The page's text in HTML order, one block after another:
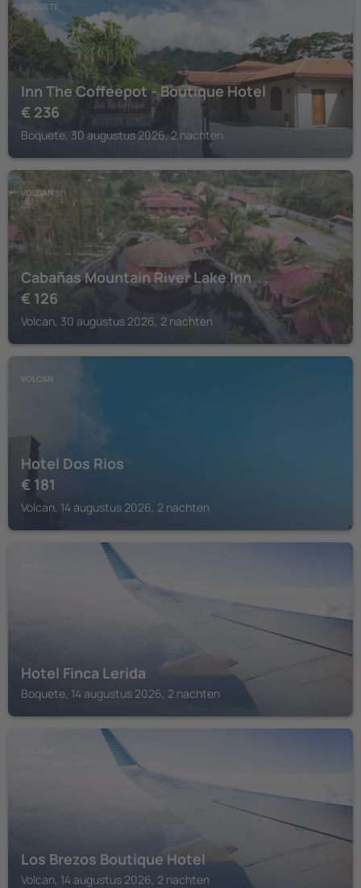
BOQUETE
Inn The Coffeepot - Boutique Hotel
€ 236
Boquete, 30 augustus 2026, 2 nachten
VOLCAN
Cabañas Mountain River Lake Inn
€ 126
Volcan, 30 augustus 2026, 2 nachten
VOLCAN
Hotel Dos Rios
€ 181
Volcan, 14 augustus 2026, 2 nachten
Hotel Finca Lerida
Boquete, 14 augustus 2026, 2 nachten
Los Brezos Boutique Hotel
Volcan, 14 augustus 2026, 2 nachten